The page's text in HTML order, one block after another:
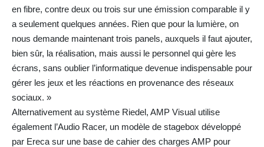
en fibre, contre deux ou trois sur une émission comparable il y
a seulement quelques années. Rien que pour la lumière, on
nous demande maintenant trois panels, auxquels il faut ajouter,
bien sûr, la réalisation, mais aussi le personnel qui gère les
écrans, sans oublier l’informatique devenue indispensable pour
gérer les jeux et les réactions en provenance des réseaux
sociaux. »
Alternativement au système Riedel, AMP Visual utilise
également l’Audio Racer, un modèle de stagebox développé
par Ereca sur une base de cahier des charges AMP pour